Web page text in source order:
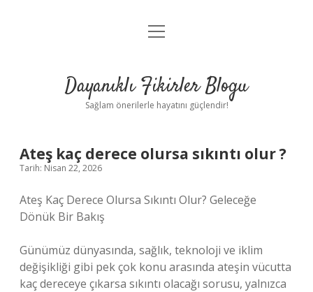
Anasayfa
Yasal Uyarı
menüyü
Dayanıklı Fikirler Blogu
Sağlam önerilerle hayatını güçlendir!
Ateş kaç derece olursa sıkıntı olur ?
Tarih: Nisan 22, 2026
Ateş Kaç Derece Olursa Sıkıntı Olur? Geleceğe
Dönük Bir Bakış
Günümüz dünyasında, sağlık, teknoloji ve iklim
değişikliği gibi pek çok konu arasında ateşin vücutta
kaç dereceye çıkarsa sıkıntı olacağı sorusu, yalnızca